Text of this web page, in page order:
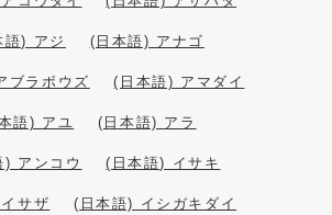
語) アジ (日本語) アナゴ
ブラボウズ (日本語) アマダイ
語) アユ (日本語) アラ
) アンコウ (日本語) イサキ
サザ (日本語) イシガキダイ